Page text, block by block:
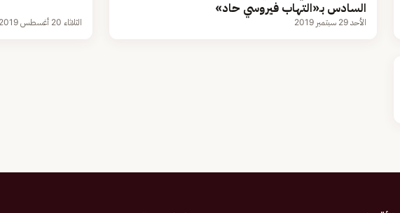
السادس بـ«التهاب فيروسي حاد»
الأحد 29 سبتمبر 2019 الثلاثاء 20 أغسطس 2019